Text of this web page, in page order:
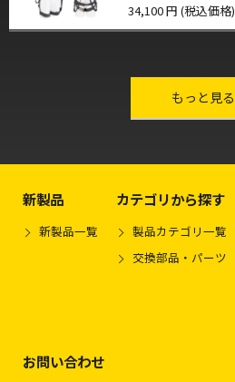
34,100 円 (税込価格)
もっと見る
新製品
新製品一覧
カテゴリから探す
製品カテゴリ一覧
交換部品・パーツ
お問い合わせ